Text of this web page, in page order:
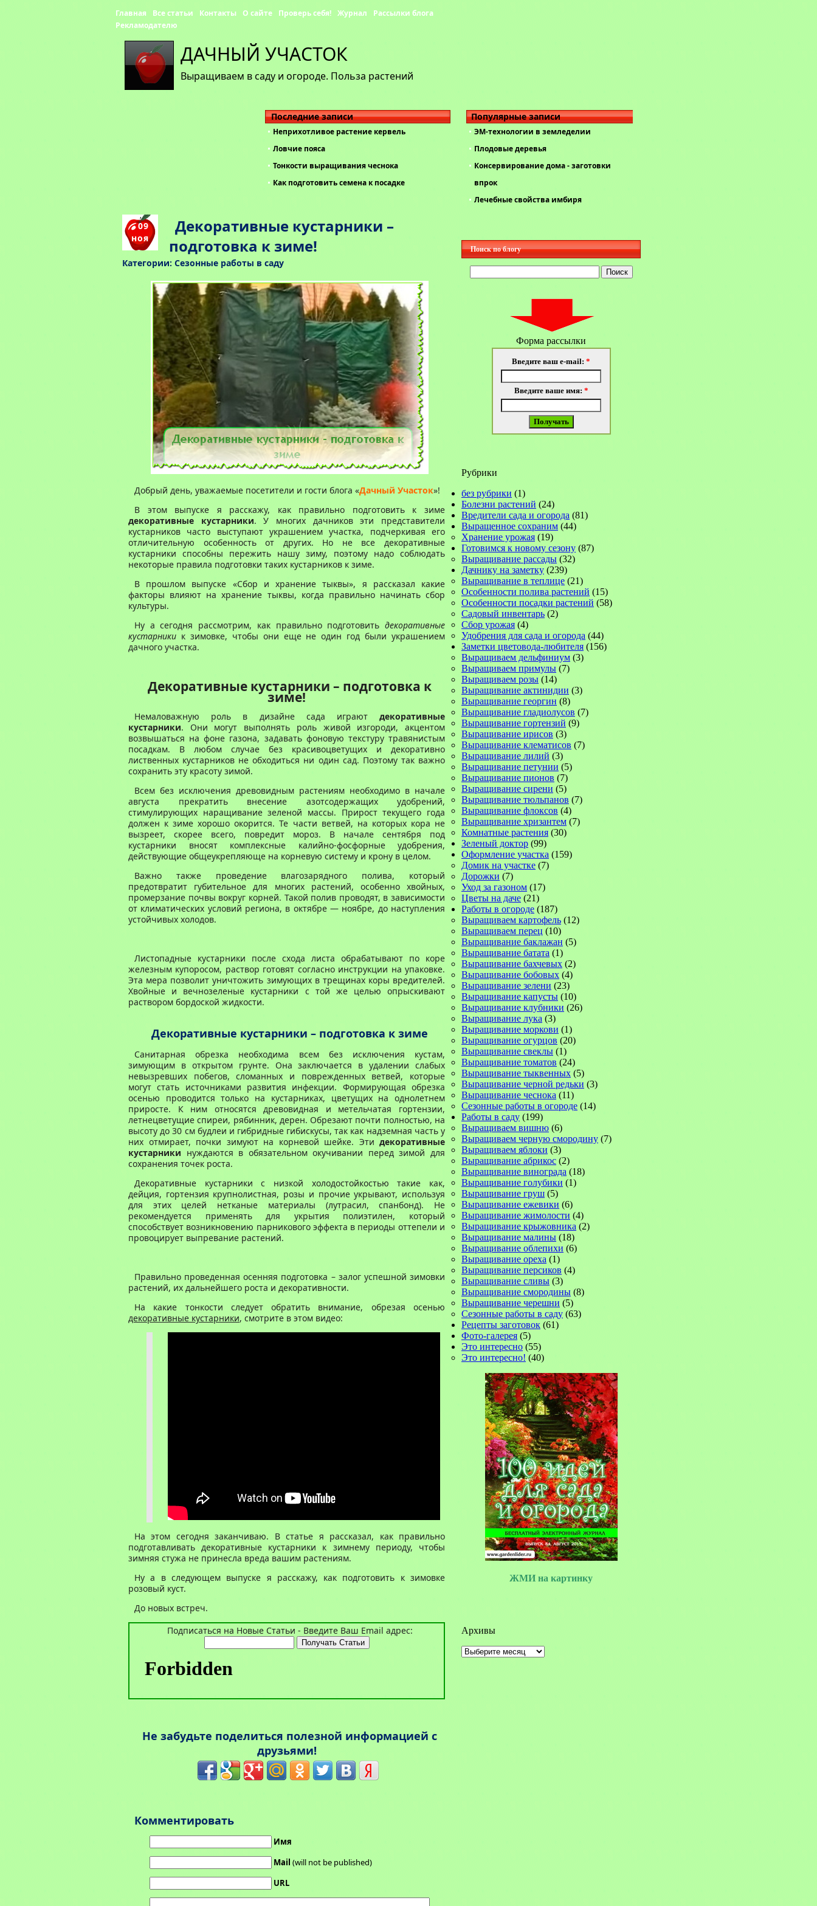
ДАЧНЫЙ УЧАСТОК
Выращиваем в саду и огороде. Польза растений
Главная Все статьи Контакты О сайте Проверь себя! Журнал
Рассылки блога
Рекламодателю
Последние записи
Неприхотливое растение кервель
Ловчие пояса
Тонкости выращивания чеснока
Как подготовить семена к посадке
Популярные записи
ЭМ-технологии в земледелии
Плодовые деревья
Консервирование дома - заготовки
впрок
Лечебные свойства имбиря
09
ноя
Декоративные кустарники –
подготовка к зиме!
Категории: Сезонные работы в саду
Добрый день, уважаемые посетители и гости блога «Дачный Участок»!
В этом выпуске я расскажу, как правильно подготовить к зиме
декоративные кустарники. У многих дачников эти представители
кустарников часто выступают украшением участка, подчеркивая его
отличительную особенность от других. Но не все декоративные
кустарники способны пережить нашу зиму, поэтому надо соблюдать
некоторые правила подготовки таких кустарников к зиме.
В прошлом выпуске «Сбор и хранение тыквы», я рассказал какие
факторы влияют на хранение тыквы, когда правильно начинать сбор
культуры.
Ну а сегодня рассмотрим, как правильно подготовить декоративные
кустарники к зимовке, чтобы они еще не один год были украшением
дачного участка.
Декоративные кустарники – подготовка к
зиме!
Немаловажную роль в дизайне сада играют декоративные
кустарники. Они могут выполнять роль живой изгороди, акцентом
возвышаться на фоне газона, задавать фоновую текстуру травянистым
посадкам. В любом случае без красивоцветущих и декоративно
лиственных кустарников не обходиться ни один сад. Поэтому так важно
сохранить эту красоту зимой.
Всем без исключения древовидным растениям необходимо в начале
августа прекратить внесение азотсодержащих удобрений,
стимулирующих наращивание зеленой массы. Прирост текущего года
должен к зиме хорошо окорится. Те части ветвей, на которых кора не
вызреет, скорее всего, повредит мороз. В начале сентября под
кустарники вносят комплексные калийно-фосфорные удобрения,
действующие общеукрепляюще на корневую систему и крону в целом.
Важно также проведение влагозарядного полива, который
предотвратит губительное для многих растений, особенно хвойных,
промерзание почвы вокруг корней. Такой полив проводят, в зависимости
от климатических условий региона, в октябре — ноябре, до наступления
устойчивых холодов.
Листопадные кустарники после схода листа обрабатывают по коре
железным купоросом, раствор готовят согласно инструкции на упаковке.
Эта мера позволит уничтожить зимующих в трещинах коры вредителей.
Хвойные и вечнозеленые кустарники с той же целью опрыскивают
раствором бордоской жидкости.
Декоративные кустарники – подготовка к зиме
Санитарная обрезка необходима всем без исключения кустам,
зимующим в открытом грунте. Она заключается в удалении слабых
невызревших побегов, сломанных и поврежденных ветвей, которые
могут стать источниками развития инфекции. Формирующая обрезка
осенью проводится только на кустарниках, цветущих на однолетнем
приросте. К ним относятся древовидная и метельчатая гортензии,
летнецветущие спиреи, рябинник, дерен. Обрезают почти полностью, на
высоту до 30 см будлеи и гибридные гибискусы, так как надземная часть у
них отмирает, почки зимуют на корневой шейке. Эти декоративные
кустарники нуждаются в обязательном окучивании перед зимой для
сохранения точек роста.
Декоративные кустарники с низкой холодостойкостью такие как,
дейция, гортензия крупнолистная, розы и прочие укрывают, используя
для этих целей нетканые материалы (лутрасил, спанбонд). Не
рекомендуется применять для укрытия полиэтилен, который
способствует возникновению парникового эффекта в периоды оттепели и
провоцирует выпревание растений.
Правильно проведенная осенняя подготовка – залог успешной зимовки
растений, их дальнейшего роста и декоративности.
На какие тонкости следует обратить внимание, обрезая осенью
декоративные кустарники, смотрите в этом видео:
На этом сегодня заканчиваю. В статье я рассказал, как правильно
подготавливать декоративные кустарники к зимнему периоду, чтобы
зимняя стужа не принесла вреда вашим растениям.
Ну а в следующем выпуске я расскажу, как подготовить к зимовке
розовый куст.
До новых встреч.
Подписаться на Новые Статьи - Введите Ваш Email адрес:
Не забудьте поделиться полезной информацией с
друзьями!
Комментировать
Имя
Mail (will not be published)
URL
Поиск по блогу
Форма рассылки
Введите ваш e-mail: *
Введите ваше имя: *
Рубрики
без рубрики (1)
Болезни растений (24)
Вредители сада и огорода (81)
Выращенное сохраним (44)
Хранение урожая (19)
Готовимся к новому сезону (87)
Выращивание рассады (32)
Дачнику на заметку (239)
Выращивание в теплице (21)
Особенности полива растений (15)
Особенности посадки растений (58)
Садовый инвентарь (2)
Сбор урожая (4)
Удобрения для сада и огорода (44)
Заметки цветовода-любителя (156)
Выращиваем дельфиниум (3)
Выращиваем примулы (7)
Выращиваем розы (14)
Выращивание актинидии (3)
Выращивание георгин (8)
Выращивание гладиолусов (7)
Выращивание гортензий (9)
Выращивание ирисов (3)
Выращивание клематисов (7)
Выращивание лилий (3)
Выращивание петунии (5)
Выращивание пионов (7)
Выращивание сирени (5)
Выращивание тюльпанов (7)
Выращивание флоксов (4)
Выращивание хризантем (7)
Комнатные растения (30)
Зеленый доктор (99)
Оформление участка (159)
Домик на участке (7)
Дорожки (7)
Уход за газоном (17)
Цветы на даче (21)
Работы в огороде (187)
Выращиваем картофель (12)
Выращиваем перец (10)
Выращивание баклажан (5)
Выращивание батата (1)
Выращивание бахчевых (2)
Выращивание бобовых (4)
Выращивание зелени (23)
Выращивание капусты (10)
Выращивание клубники (26)
Выращивание лука (3)
Выращивание моркови (1)
Выращивание огурцов (20)
Выращивание свеклы (1)
Выращивание томатов (24)
Выращивание тыквенных (5)
Выращивание черной редьки (3)
Выращивание чеснока (11)
Сезонные работы в огороде (14)
Работы в саду (199)
Выращиваем вишню (6)
Выращиваем черную смородину (7)
Выращиваем яблоки (3)
Выращивание абрикос (2)
Выращивание винограда (18)
Выращивание голубики (1)
Выращивание груш (5)
Выращивание ежевики (6)
Выращивание жимолости (4)
Выращивание крыжовника (2)
Выращивание малины (18)
Выращивание облепихи (6)
Выращивание ореха (1)
Выращивание персиков (4)
Выращивание сливы (3)
Выращивание смородины (8)
Выращивание черешни (5)
Сезонные работы в саду (63)
Рецепты заготовок (61)
Фото-галерея (5)
Это интересно (55)
Это интересно! (40)
ЖМИ на картинку
Архивы
Архивы